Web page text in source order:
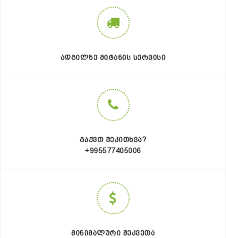
ᲐᲓᲒᲘᲚᲖᲔ ᲛᲘᲢᲐᲜᲘᲡ ᲡᲔᲠᲕᲘᲡᲘ
ᲒᲐᲥᲕᲗ ᲨᲔᲙᲘᲗᲮᲕᲐ?
+995577405006
ᲛᲘᲜᲘᲛᲐᲚᲣᲠᲘ ᲨᲔᲙᲕᲔᲗᲐ